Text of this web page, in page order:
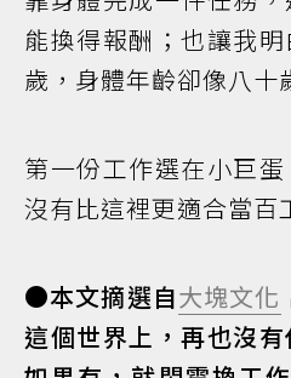
能換得報酬；也讓我
歲，身體年齡卻像八十
第一份工作選在小巨蛋
沒有比這裡更適合當百
●本文摘選自大塊文化
這個世界上，再也沒有